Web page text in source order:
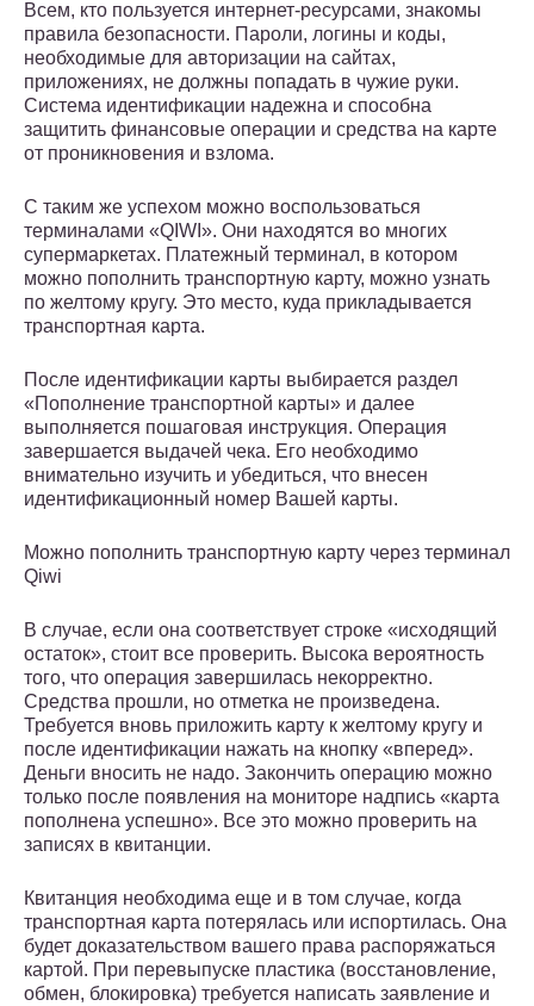
Всем, кто пользуется интернет-ресурсами, знакомы
правила безопасности. Пароли, логины и коды,
необходимые для авторизации на сайтах,
приложениях, не должны попадать в чужие руки.
Система идентификации надежна и способна
защитить финансовые операции и средства на карте
от проникновения и взлома.
С таким же успехом можно воспользоваться
терминалами «QIWI». Они находятся во многих
супермаркетах. Платежный терминал, в котором
можно пополнить транспортную карту, можно узнать
по желтому кругу. Это место, куда прикладывается
транспортная карта.
После идентификации карты выбирается раздел
«Пополнение транспортной карты» и далее
выполняется пошаговая инструкция. Операция
завершается выдачей чека. Его необходимо
внимательно изучить и убедиться, что внесен
идентификационный номер Вашей карты.
Можно пополнить транспортную карту через терминал
Qiwi
В случае, если она соответствует строке «исходящий
остаток», стоит все проверить. Высока вероятность
того, что операция завершилась некорректно.
Средства прошли, но отметка не произведена.
Требуется вновь приложить карту к желтому кругу и
после идентификации нажать на кнопку «вперед».
Деньги вносить не надо. Закончить операцию можно
только после появления на мониторе надпись «карта
пополнена успешно». Все это можно проверить на
записях в квитанции.
Квитанция необходима еще и в том случае, когда
транспортная карта потерялась или испортилась. Она
будет доказательством вашего права распоряжаться
картой. При перевыпуске пластика (восстановление,
обмен, блокировка) требуется написать заявление и